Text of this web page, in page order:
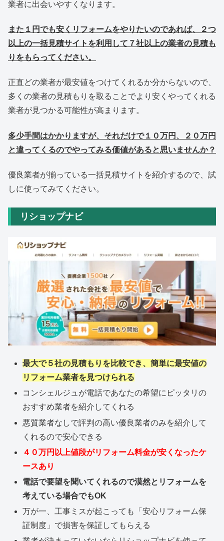
業者に出会いやすくなります。
また１円でも安くリフォームをやりたいのであれば、２つ
以上の一括見積サイトを利用して７社以上の業者の見積も
りをもらってください。
正直どの業者が最安値をつけてくれるか分からないので、
多くの業者の見積もりを取ることでより安くやってくれる
業者が見つかる可能性が高まります。
多少手間はかかりますが、それだけで１０万円、２０万円
と違ってくるのでやってみる価値があると思いませんか？
優良業者が揃っている一括見積サイトを紹介するので、試
しに使ってみてください。
リショップナビ
最大で５社の見積もりを比較でき、簡単に最安値の
リフォーム業者を見つけられる
コンシェルジュが電話であなたの希望にピッタリの
おすすめ業者を紹介してくれる
悪質業者なしで評判の高い優良業者のみを紹介して
くれるので安心できる
４０万円以上値段がリフォーム料金が安くなったケ
ースあり
電話で要望を聞いてくれるので漠然とリフォームを
考えている場合でもOK
万が一、工事ミスが起こっても「安心リフォーム保
証制度」で損害を保証してもらえる